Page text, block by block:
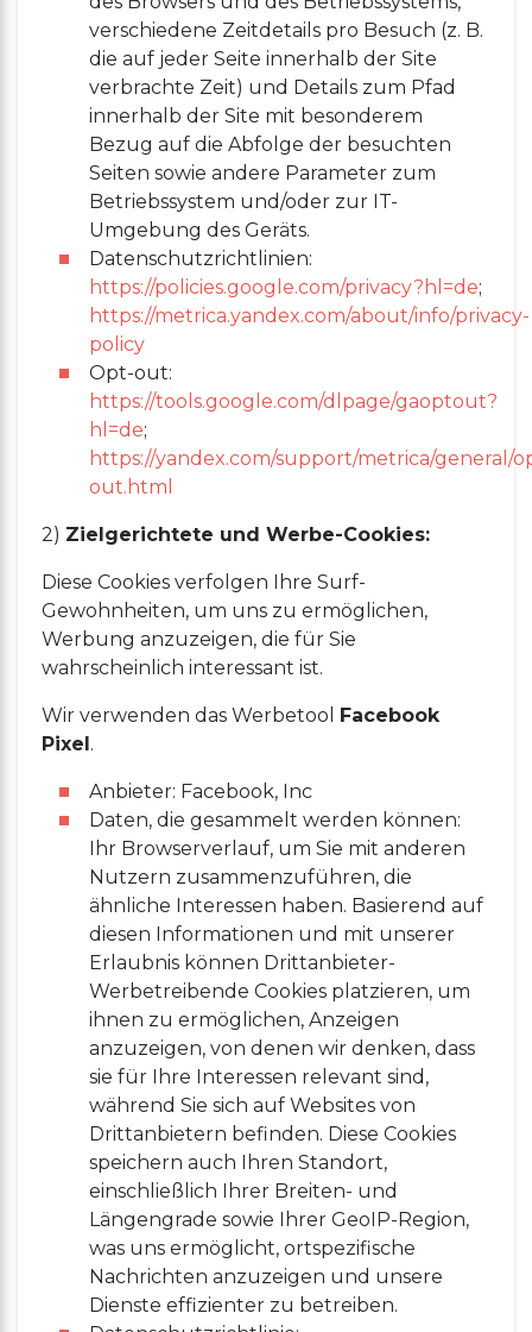
verschiedene Zeitdetails pro Besuch (z. B.
die auf jeder Seite innerhalb der Site
verbrachte Zeit) und Details zum Pfad
innerhalb der Site mit besonderem
Bezug auf die Abfolge der besuchten
Seiten sowie andere Parameter zum
Betriebssystem und/oder zur IT-
Umgebung des Geräts.
Datenschutzrichtlinien:
https://policies.google.com/privacy?hl=de;
https://metrica.yandex.com/about/info/privacy-
policy
Opt-out:
https://tools.google.com/dlpage/gaoptout?
hl=de;
https://yandex.com/support/metrica/general/
out.html
2) Zielgerichtete und Werbe-Cookies:
Diese Cookies verfolgen Ihre Surf-
Gewohnheiten, um uns zu ermöglichen,
Werbung anzuzeigen, die für Sie
wahrscheinlich interessant ist.
Wir verwenden das Werbetool Facebook
Pixel.
Anbieter: Facebook, Inc
Daten, die gesammelt werden können:
Ihr Browserverlauf, um Sie mit anderen
Nutzern zusammenzuführen, die
ähnliche Interessen haben. Basierend auf
diesen Informationen und mit unserer
Erlaubnis können Drittanbieter-
Werbetreibende Cookies platzieren, um
ihnen zu ermöglichen, Anzeigen
anzuzeigen, von denen wir denken, dass
sie für Ihre Interessen relevant sind,
während Sie sich auf Websites von
Drittanbietern befinden. Diese Cookies
speichern auch Ihren Standort,
einschließlich Ihrer Breiten- und
Längengrade sowie Ihrer GeoIP-Region,
was uns ermöglicht, ortspezifische
Nachrichten anzuzeigen und unsere
Dienste effizienter zu betreiben.